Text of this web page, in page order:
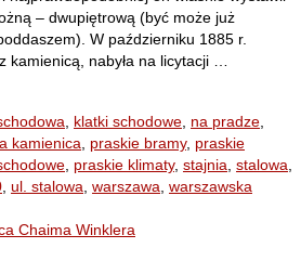
– dwupiętrową (być może już
W październiku 1885 r.
kamienicą, nabyła na licytacji …
klatki schodowe na pradze
kamienica praskie bramy, praskie
praskie klimaty, stajnia stalowa
ul. stalowa warszawa warszawska